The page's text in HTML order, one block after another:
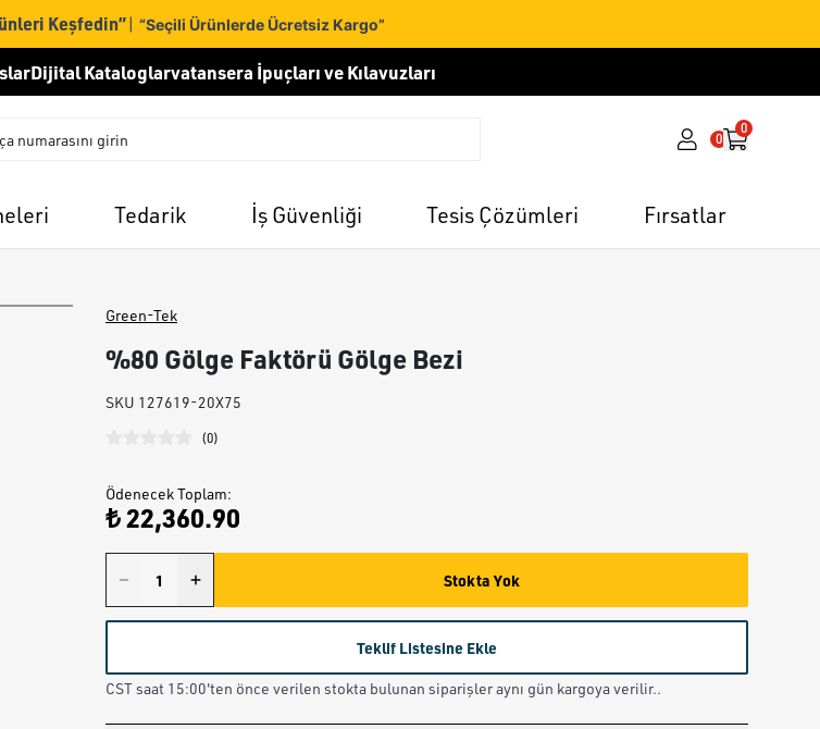
Keşfedin”| “Seçili Ürünlerde Ücretsiz Kargo”
Dijital Kataloglarvatansera İpuçları ve Kılavuzları
0
0
Tedarik İş Güvenliği Tesis Çözümleri Fırsatlar
Green-Tek
%80 Gölge Faktörü Gölge Bezi
SKU 127619-20X75
(0)
Ödenecek Toplam:
₺ 22,360.90
Stokta Yok
Teklif Listesine Ekle
CST saat 15:00'ten önce verilen stokta bulunan siparişler aynı gün kargoya verilir..